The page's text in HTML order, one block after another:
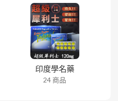
印度學名藥
24 商品